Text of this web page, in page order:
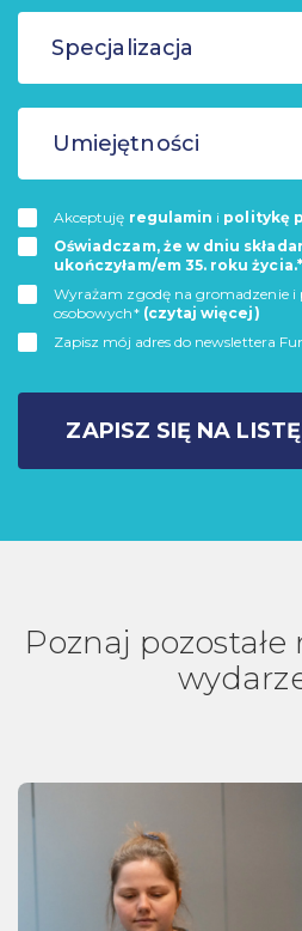
Umiejętności
Akceptuję regulamin i politykę
Oświadczam, że w dniu
ukończyłam/em 35. roku życia.*
Wyrażam zgodę na gromadzenie
osobowych* (czytaj więcej)
Zapisz mój adres do newslettera
ZAPISZ SIĘ NA
Poznaj